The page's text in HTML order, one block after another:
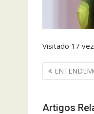
Visitado 17
de
Artigos